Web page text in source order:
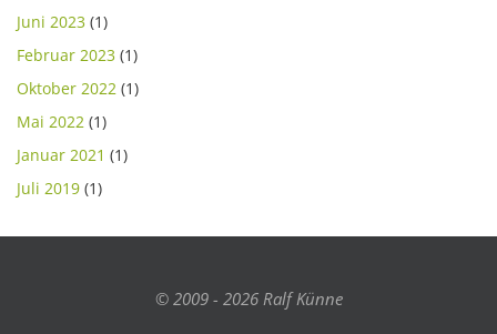
Juni 2023 (1)
Februar 2023 (1)
Oktober 2022 (1)
Mai 2022 (1)
Januar 2021 (1)
Juli 2019 (1)
© 2009 - 2026 Ralf Künne